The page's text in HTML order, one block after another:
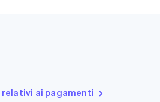
ai pagamenti